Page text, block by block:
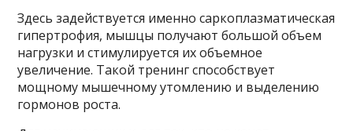
Здесь задействуется именно саркоплазматическая
гипертрофия, мышцы получают большой объем
нагрузки и стимулируется их объемное
увеличение. Такой тренинг способствует
мощному мышечному утомлению и выделению
гормонов роста.